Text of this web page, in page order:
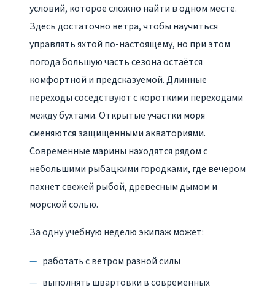
условий, которое сложно найти в одном месте.
Здесь достаточно ветра, чтобы научиться
управлять яхтой по-настоящему, но при этом
погода большую часть сезона остаётся
комфортной и предсказуемой. Длинные
переходы соседствуют с короткими переходами
между бухтами. Открытые участки моря
сменяются защищёнными акваториями.
Современные марины находятся рядом с
небольшими рыбацкими городками, где вечером
пахнет свежей рыбой, древесным дымом и
морской солью.
За одну учебную неделю экипаж может:
работать с ветром разной силы
выполнять швартовки в современных